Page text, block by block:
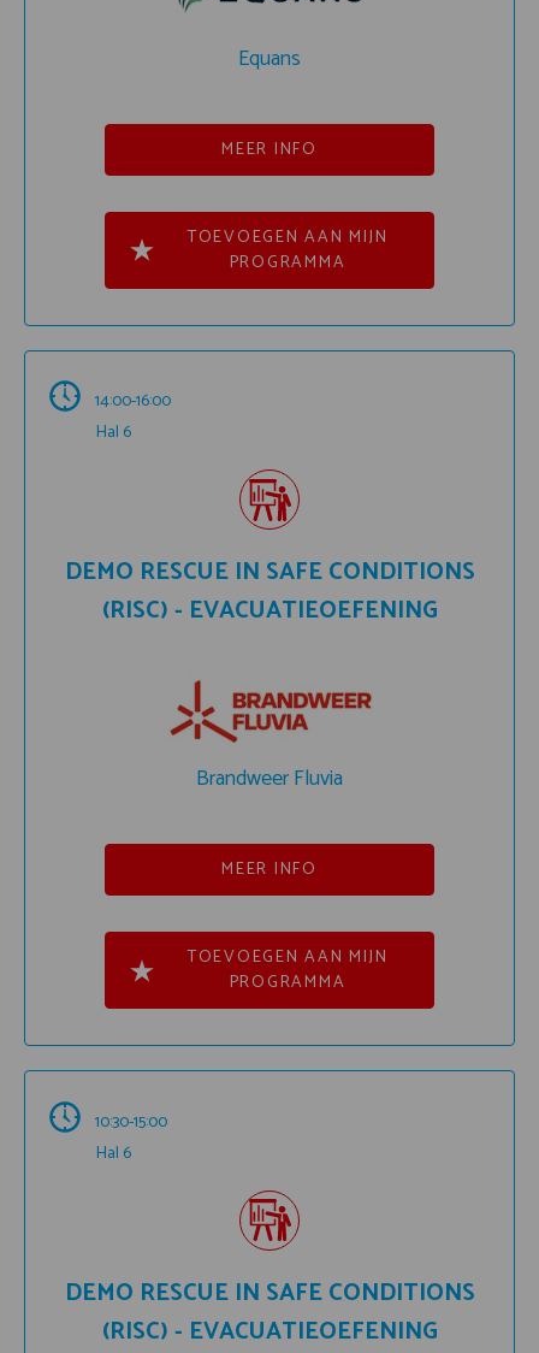
Equans
MEER INFO
TOEVOEGEN AAN MIJN
PROGRAMMA
14:00-16:00
Hal 6
DEMO RESCUE IN SAFE CONDITIONS
(RISC) - EVACUATIEOEFENING
Brandweer Fluvia
MEER INFO
TOEVOEGEN AAN MIJN
PROGRAMMA
10:30-15:00
Hal 6
DEMO RESCUE IN SAFE CONDITIONS
(RISC) - EVACUATIEOEFENING